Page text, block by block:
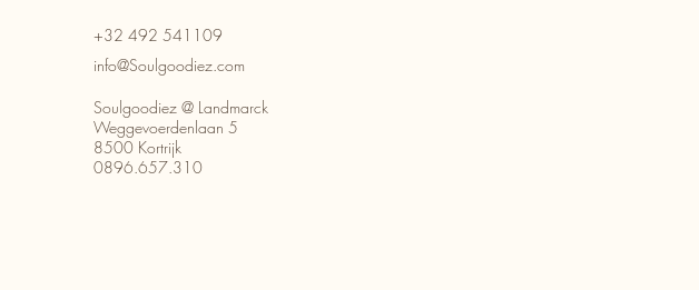
+32 492 541109
info@Soulgoodiez.com
Soulgoodiez @ Landmarck
Weggevoerdenlaan 5
8500 Kortrijk
0896.657.310